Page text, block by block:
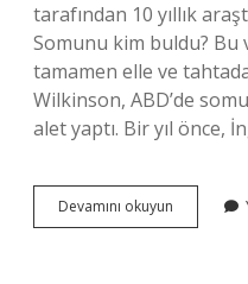
tarafından 10 yıllık
Somunu kim buldu? Bu
tamamen elle ve
Wilkinson, ABD’de
alet yaptı. Bir yıl önce,
Devamını okuyun
Ekmeği